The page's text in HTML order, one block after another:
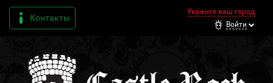
Контакты
Укажите ваш город
Войти